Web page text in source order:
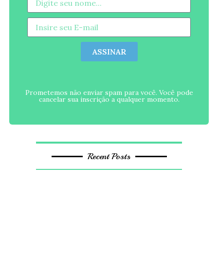
ASSINAR
Prometemos não enviar spam para você. Você pode
cancelar sua inscrição a qualquer momento.
Recent Posts